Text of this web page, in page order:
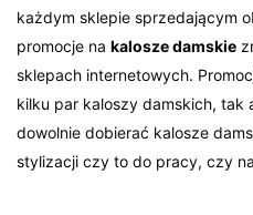
każdym sklepie sprzedającym
promocje nakalosze damskie
sklepach internetowych.
kilku par kaloszy damskich, tak
dowolnie dobierać kalosze
stylizacji czy to do pracy, czy